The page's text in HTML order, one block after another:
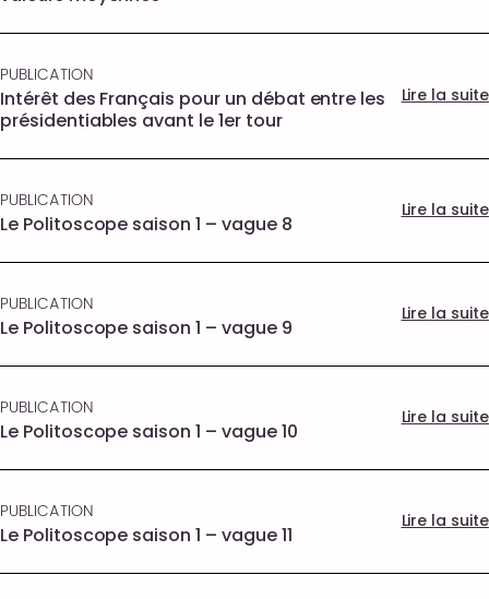
PUBLICATION
Intérêt des Français pour un débat entre les
présidentiables avant le 1er tour
Lire la suite
PUBLICATION
Le Politoscope saison 1 – vague 8
Lire la suite
PUBLICATION
Le Politoscope saison 1 – vague 9
Lire la suite
PUBLICATION
Le Politoscope saison 1 – vague 10
Lire la suite
PUBLICATION
Le Politoscope saison 1 – vague 11
Lire la suite